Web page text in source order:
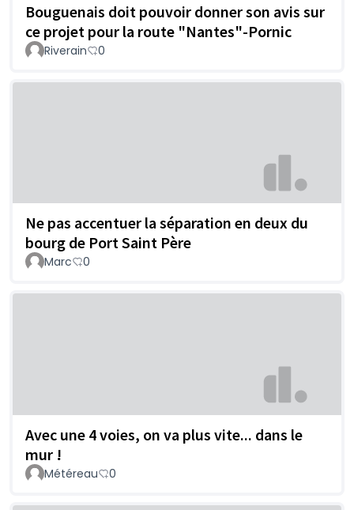
Bouguenais doit pouvoir donner son avis sur
ce projet pour la route "Nantes"-Pornic
Riverain 0
Ne pas accentuer la séparation en deux du
bourg de Port Saint Père
Marc 0
Avec une 4 voies, on va plus vite... dans le
mur !
Météreau 0